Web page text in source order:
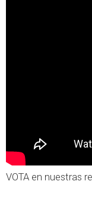
VOTA en nuestras